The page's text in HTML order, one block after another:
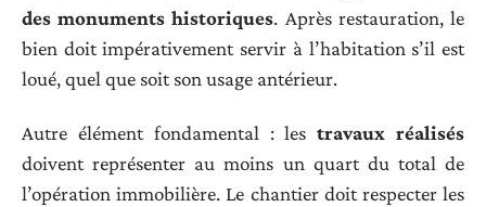
des monuments historiques. Après restauration, le
bien doit impérativement servir à l’habitation s’il est
loué, quel que soit son usage antérieur.
Autre élément fondamental : lestravaux réalisés
doivent représenter au moins un quart du total de
l’opération immobilière. Le chantier doit respecter les